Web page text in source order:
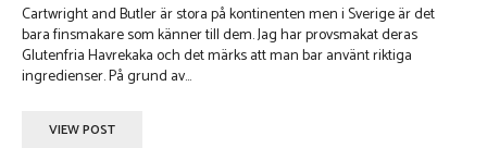
Cartwright and Butler är stora på kontinenten men i Sverige är det
bara finsmakare som känner till dem. Jag har provsmakat deras
Glutenfria Havrekaka och det märks att man bar använt riktiga
ingredienser. På grund av...
VIEW POST